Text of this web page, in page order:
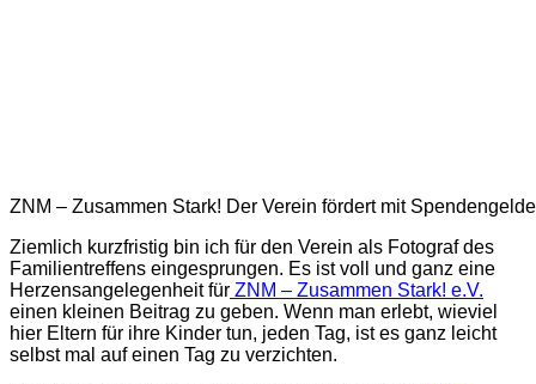
ZNM – Zusammen Stark! Der Verein fördert mit
Ziemlich kurzfristig bin ich für den Verein als Fotograf des
Familientreffens eingesprungen. Es ist voll und ganz eine
Herzensangelegenheit für ZNM – Zusammen Stark! e.V.
einen kleinen Beitrag zu geben. Wenn man erlebt, wieviel
hier Eltern für ihre Kinder tun, jeden Tag, ist es ganz leicht
selbst mal auf einen Tag zu verzichten.